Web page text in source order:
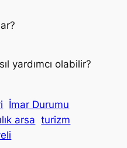
yardımcı olabilir?
İmar Durumu
arsa turizm